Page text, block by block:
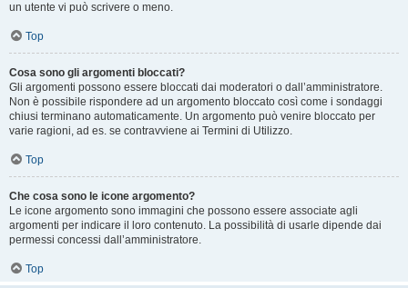
un utente vi può scrivere o meno.
Top
Cosa sono gli argomenti bloccati?
Gli argomenti possono essere bloccati dai moderatori o dall’amministratore.
Non è possibile rispondere ad un argomento bloccato così come i sondaggi
chiusi terminano automaticamente. Un argomento può venire bloccato per
varie ragioni, ad es. se contravviene ai Termini di Utilizzo.
Top
Che cosa sono le icone argomento?
Le icone argomento sono immagini che possono essere associate agli
argomenti per indicare il loro contenuto. La possibilità di usarle dipende dai
permessi concessi dall’amministratore.
Top